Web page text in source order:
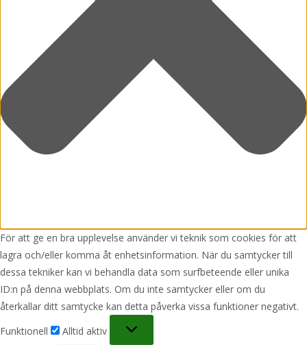
För att ge en bra upplevelse använder vi teknik som cookies för att
lagra och/eller komma åt enhetsinformation. När du samtycker till
dessa tekniker kan vi behandla data som surfbeteende eller unika
ID:n på denna webbplats. Om du inte samtycker eller om du
återkallar ditt samtycke kan detta påverka vissa funktioner negativt.
Funktionell
Alltid aktiv